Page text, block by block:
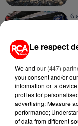
6
5
5
Le respect
We and our (447)
your consent and/or
information on a
profiles for
advertising; Measure
performance;
of data from different